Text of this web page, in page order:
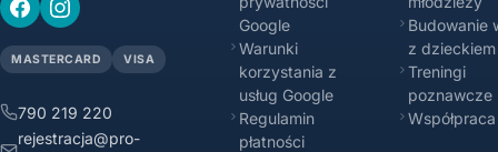
MASTERCARD VISA
790 219 220
rejestracja@pro-
Google
Warunki
korzystania z
usług Google
Regulamin
płatności
Budowanie
z dzieckiem
Treningi
poznawcze
Współpraca